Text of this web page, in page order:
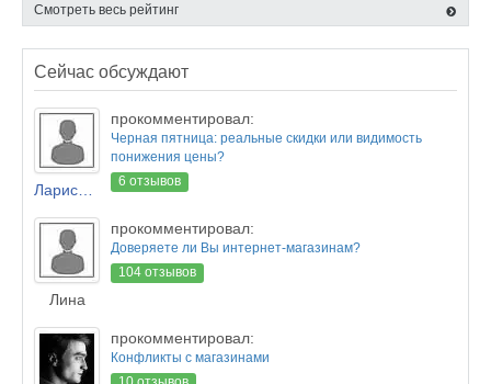
Смотреть весь рейтинг
Сейчас обсуждают
прокомментировал:
Черная пятница: реальные скидки или видимость
понижения цены?
6 отзывов
Лина
прокомментировал:
Доверяете ли Вы интернет-магазинам?
104 отзывов
прокомментировал:
Конфликты с магазинами